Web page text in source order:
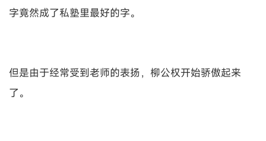
字竟然成了私塾里最好的字。
但是由于经常受到老师的表扬，柳公权开始骄傲起来
了。